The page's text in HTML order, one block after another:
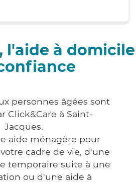
l'aide à domicile
personnes âgées sont
Click&Care à Saint-
Jacques.
aide ménagère pour
cadre de vie, d'une
temporaire suite à une
ou d'une aide à